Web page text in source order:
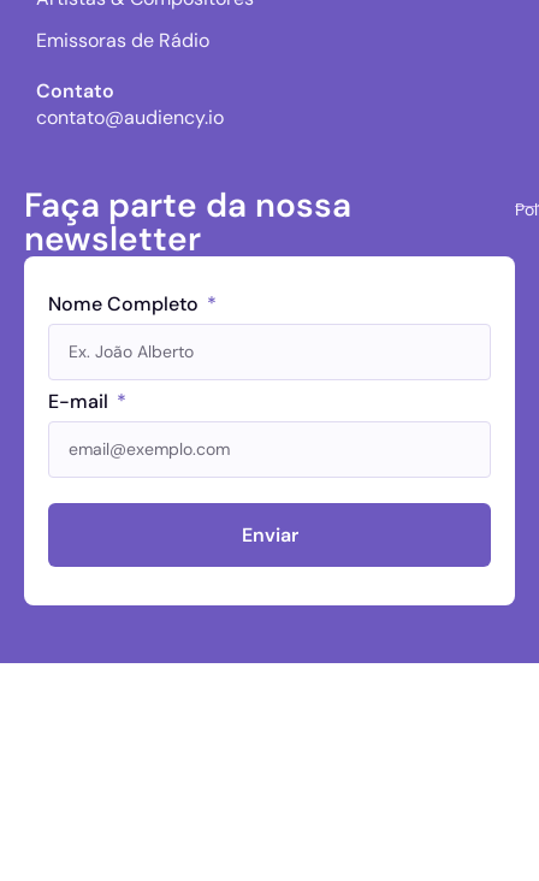
Emissoras de Rádio
Contato
contato@audiency.io
Faça parte da nossa
newsletter
Nome Completo
E-mail
Enviar